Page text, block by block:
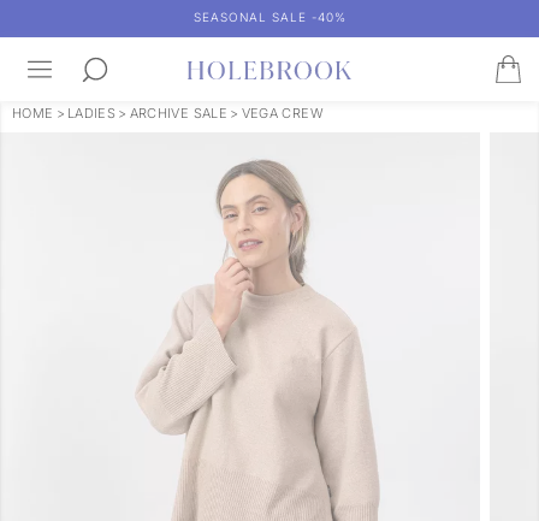
SEASONAL SALE -40%
HOME > LADIES > ARCHIVE SALE > VEGA CREW